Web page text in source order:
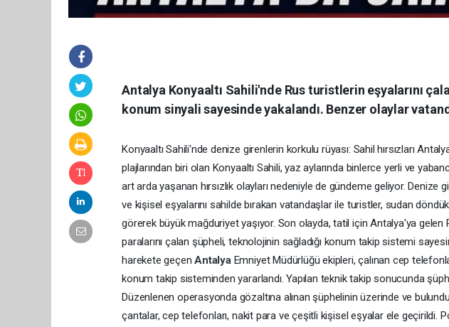
Antalya Konyaaltı Sahili'nde Rus turistlerin eşyalarını
konum sinyali sayesinde yakalandı. Benzer olaylar
Konyaaltı Sahili'nde denize girenlerin korkulu rüyası: Sahil hırsızları
plajlarından biri olan Konyaaltı Sahili, yaz aylarında binlerce yerli ve
art arda yaşanan hırsızlık olayları nedeniyle de gündeme geliyor.
ve kişisel eşyalarını sahilde bırakan vatandaşlar ile turistler, sudan
görerek büyük mağduriyet yaşıyor. Son olayda, tatil için Antalya'ya gelen
paralarını çalan şüpheli, teknolojinin sağladığı konum takip sistemi
harekete geçenAntalya Emniyet Müdürlüğü ekipleri, çalınan cep
konum takip sisteminden yararlandı. Yapılan teknik takip sonucunda
Düzenlenen operasyonda gözaltına alınan şüphelinin üzerinde ve
çantalar, cep telefonları, nakit para ve çeşitli kişisel eşyalar ele geçirildi.